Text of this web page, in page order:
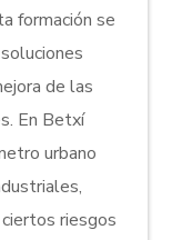
formación se
de las
En Betxí
urbano
riesgos